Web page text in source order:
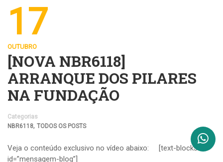
17
OUTUBRO
[NOVA NBR6118]
ARRANQUE DOS PILARES
NA FUNDAÇÃO
Categorias
NBR6118, TODOS OS POSTS
Veja o conteúdo exclusivo no vídeo abaixo: [text-blocks
id=”mensagem-blog”]